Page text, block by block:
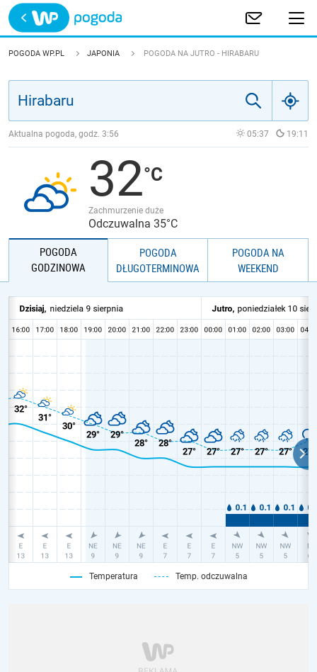
Trwa ładowanie
POLSKA
JAKOŚĆ POWIETRZA
POGODA WP.PL JAPONIA POGODA NA JUTRO - HIRABARU
Aktualna pogoda, godz. 3:56 05:37 19:11
32
Zachmurzenie duże
Odczuwalna 35°C
POGODA
GODZINOWA
POGODA
DŁUGOTERMINOWA
POGODA NA
WEEKEND
Temperatura Temp. odczuwalna